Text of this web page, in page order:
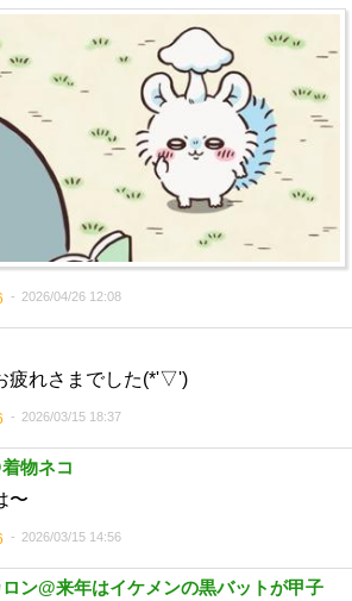
2026/04/26 12:08
疲れさまでした(*'▽')
2026/03/15 18:37
物ネコ
〜
2026/03/15 14:56
ン@来年はイケメンの黒バットが甲子